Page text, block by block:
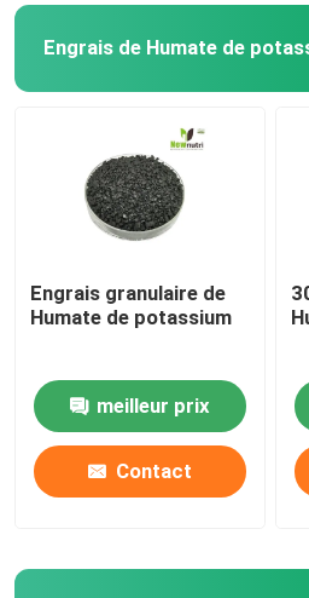
Engrais de Humate de
Engrais granulaire de
Humate de potassium
meilleur prix
Contact